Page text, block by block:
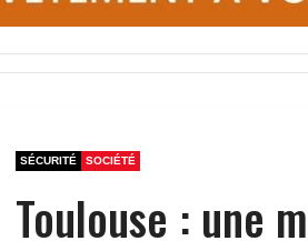
SÉCURITÉ SOCIÉTÉ
Toulouse : une